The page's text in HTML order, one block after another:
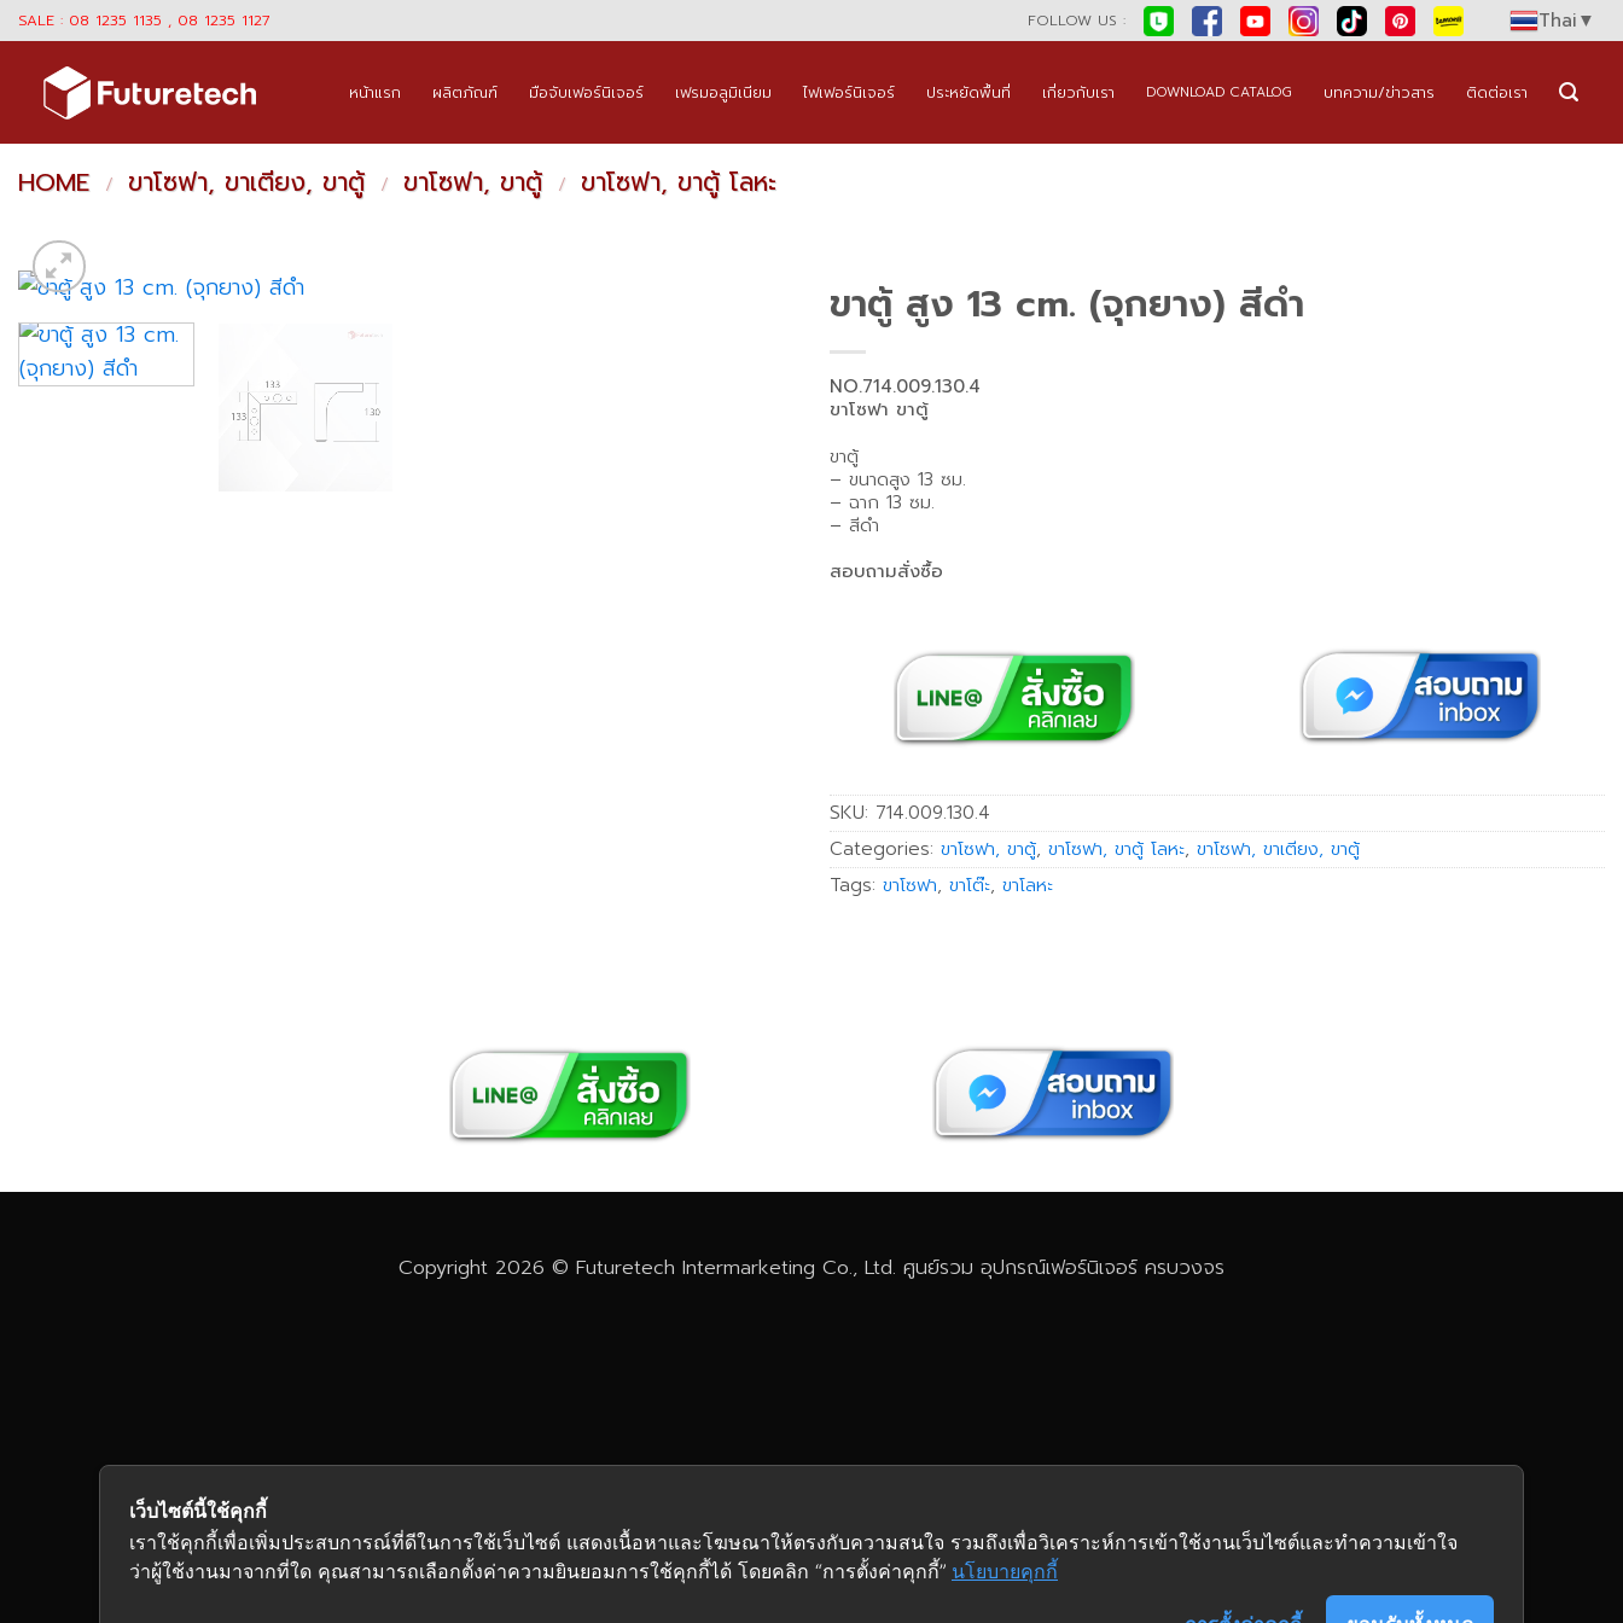
Skip
to
content
SALE : 08 1235 1135 , 08 1235 1127 FOLLOW US : Thai▼
หน้าแรก ผลิตภัณฑ์ มือจับเฟอร์นิเจอร์ เฟรมอลูมิเนียม ไฟเฟอร์นิเจอร์ ประหยัดพื้นที่ เกี่ยวกับเรา DOWNLOAD CATALOG บทความ/ข่าวสาร ติดต่อเรา
HOME / ขาโซฟา, ขาเตียง, ขาตู้ / ขาโซฟา, ขาตู้ / ขาโซฟา, ขาตู้ โลหะ
ขาตู้ สูง 13 cm. (จุกยาง) สีดำ
NO.714.009.130.4
ขาโซฟา ขาตู้
ขาตู้
– ขนาดสูง 13 ซม.
– ฉาก 13 ซม.
– สีดำ
สอบถามสั่งซื้อ
SKU: 714.009.130.4
Categories: ขาโซฟา, ขาตู้, ขาโซฟา, ขาตู้ โลหะ, ขาโซฟา, ขาเตียง, ขาตู้
Tags: ขาโซฟา, ขาโต๊ะ, ขาโลหะ
Copyright 2026 © Futuretech Intermarketing Co., Ltd. ศูนย์รวม อุปกรณ์เฟอร์นิเจอร์ ครบวงจร
เว็บไซต์นี้ใช้คุกกี้
เราใช้คุกกี้เพื่อเพิ่มประสบการณ์ที่ดีในการใช้เว็บไซต์ แสดงเนื้อหาและโฆษณาให้ตรงกับความสนใจ รวมถึงเพื่อวิเคราะห์การเข้าใช้งานเว็บไซต์และทำความเข้าใจ
ว่าผู้ใช้งานมาจากที่ใด คุณสามารถเลือกตั้งค่าความยินยอมการใช้คุกกี้ได้ โดยคลิก “การตั้งค่าคุกกี้” นโยบายคุกกี้